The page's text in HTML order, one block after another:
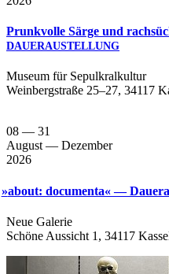
Prunkvolle Särge und
DAUERAUSTELLUNG
Muse­um für Sepul­kral­kul­tur
Wein­berg­stra­ße 25–27, 34117
08 — 31
August — Dezember
2026
»about: documenta« —
Neue Gale­rie
Schö­ne Aus­sicht 1, 34117